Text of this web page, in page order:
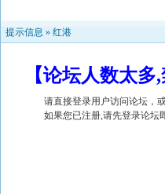
提示信息 » 红港
【论坛人数太
请直接登录用户访问论坛，
如果您已注册,请先登录论坛